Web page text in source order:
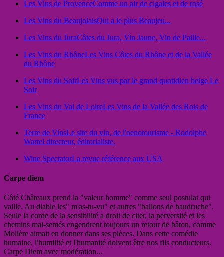
Les Vins de ProvenceComme un air de cigales et de rosé
Les Vins du BeaujolaisQui a le plus Beaujeu...
Les Vins du JuraCôtes du Jura, Vin Jaune, Vin de Paille...
Les Vins du RhôneLes Vins Côtes du Rhône et de la Vallée
du Rhône
Les Vins du SoirLes Vins vus par le grand quotidien belge Le
Soir
Les Vins du Val de LoireLes Vins de la Vallée des Rois de
France
Terre de VinsLe site du vin, de l'oenotourisme - Rodolphe
Wartel directeur, éditorialiste.
Wine SpectatorLa revue référence aux USA
Carpe diem
Côté Châteaux prend la "valeur homme" comme seul postulat qui
vaille. Au diable les" m'as-tu-vu" et autres "ballons de baudruche".
Seule la corde de la sensibilité a droit de citer, la perversité et les
chemins mal-semés engendrent toujours un retour de bâton, comme
Molière aimait en donner dans ses pièces. Dans cette comédie
humaine, l'humilité et l'humanité doivent être nos fils conducteurs.
Carpe Diem avec modération...